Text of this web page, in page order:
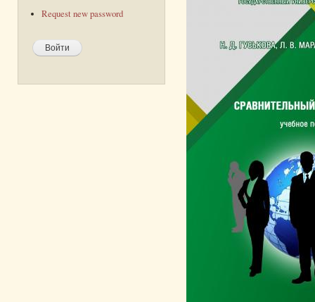
Request new password